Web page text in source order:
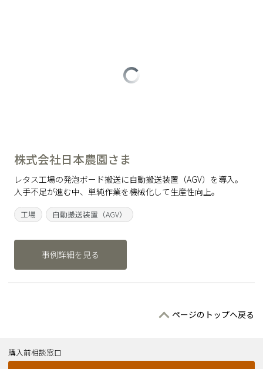
株式会社日本農園さま
レタス工場の発泡ボード搬送に自動搬送装置（AGV）を導入。
人手不足が進む中、単純作業を機械化して生産性向上。
工場 自動搬送装置（AGV）
事例詳細を見る
ページのトップへ戻る
購入前相談窓口